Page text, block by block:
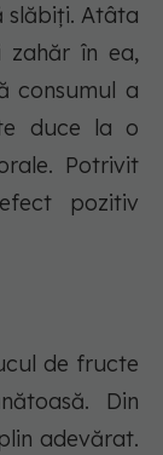
slăbiți. Atâta
în ea,
consumul a
duce la o
Potrivit
pozitiv
de fructe
Din
adevărat.